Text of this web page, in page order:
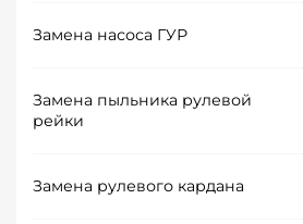
Замена насоса ГУР
Замена пыльника рулевой
рейки
Замена рулевого кардана